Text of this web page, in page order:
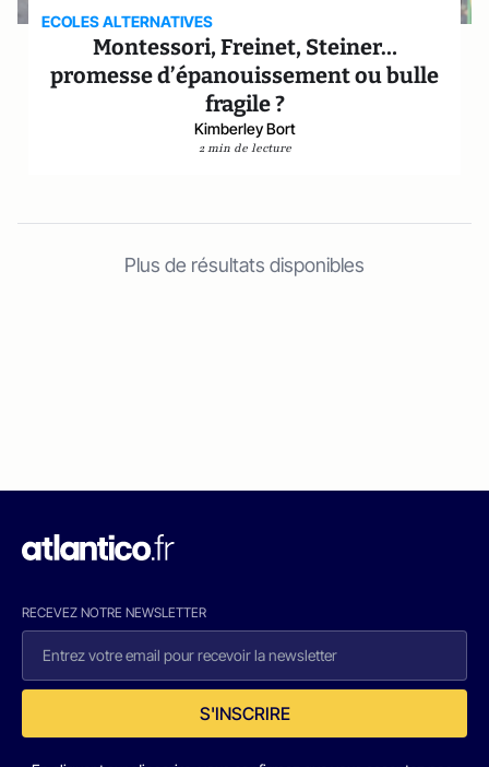
ECOLES ALTERNATIVES
Montessori, Freinet, Steiner…
promesse d’épanouissement ou bulle
fragile ?
Kimberley Bort
2 min de lecture
Plus de résultats disponibles
RECEVEZ NOTRE NEWSLETTER
S'INSCRIRE